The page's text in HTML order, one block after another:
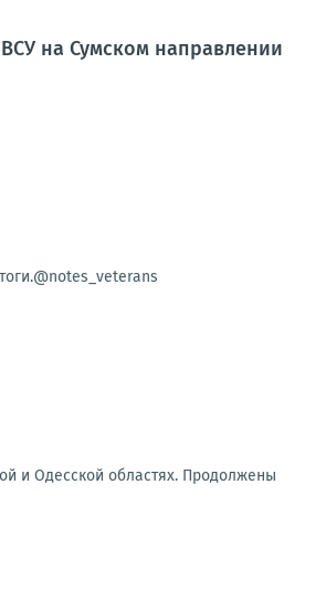
на Сумском направлении
и Одесской областях. Продолжены